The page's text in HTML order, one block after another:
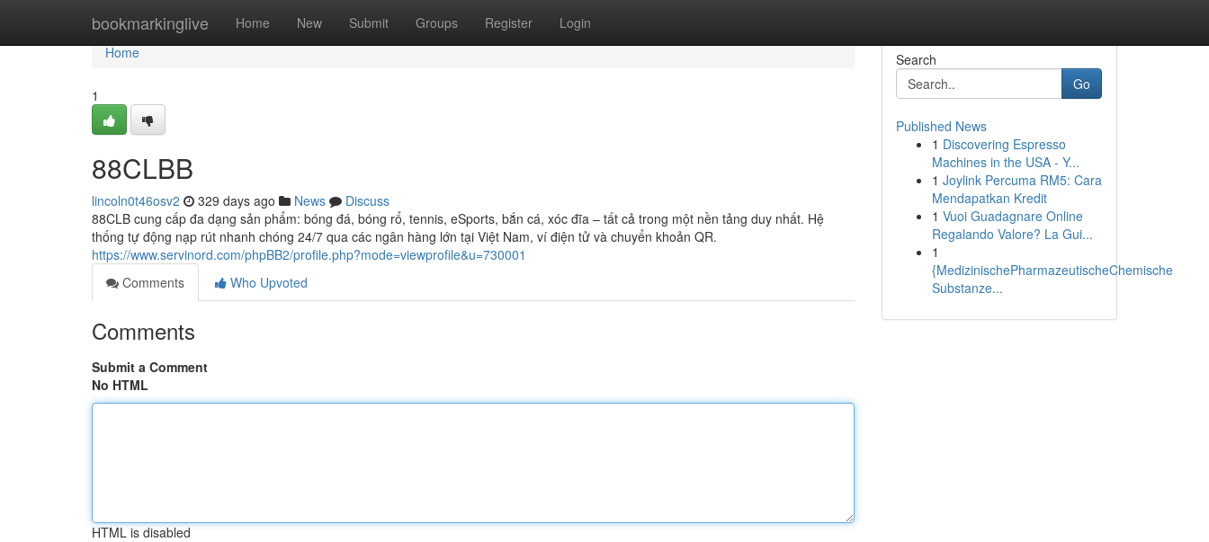
bookmarkinglive Home New Submit Groups Register Login
Home
Home
1
88CLBB
lincoln0t46osv2 329 days ago News
Discuss
88CLB cung cấp đa dạng sản phẩm: bóng đá, bóng rổ, tennis, eSports, bắn cá, xóc đĩa – tất cả trong một nền tảng duy nhất. Hệ
thống tự động nạp rút nhanh chóng 24/7 qua các ngân hàng lớn tại Việt Nam, ví điện tử và chuyển khoản QR.
https://www.servinord.com/phpBB2/profile.php?mode=viewprofile&u=730001
Comments
Who Upvoted
Comments
Submit a Comment
No HTML
HTML is disabled
Search
Go
Published News
1 Discovering Espresso
Machines in the USA - Y...
1 Joylink Percuma RM5: Cara
Mendapatkan Kredit
1 Vuoi Guadagnare Online
Regalando Valore? La Gui...
1
{MedizinischePharmazeutischeChemische
Substanze...